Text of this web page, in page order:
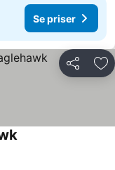
Se priser
Dela
Se priser